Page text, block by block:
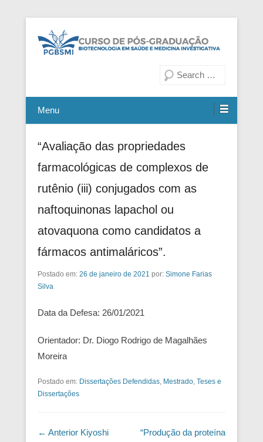
Curso de Pós-Graduação em
Medicina Investigativa
Menu
“Avaliação das propriedades
farmacológicas de complexos de
rutênio (iii) conjugados com as
naftoquinonas lapachol ou
atovaquona como candidatos a
fármacos antimaláricos”.
Postado em: 26 de janeiro de 2021 por: Simone Farias
Silva
Data da Defesa: 26/01/2021
Orientador: Dr. Diogo Rodrigo de Magalhães
Moreira
Postado em: Dissertações Defendidas, Mestrado, Teses e
Dissertações
Navegação das Postagens
← Anterior Kiyoshi
“Produção da proteína